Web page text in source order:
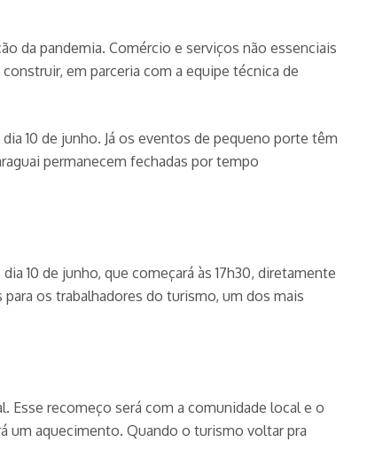
da pandemia. Comércio e serviços não essenciais
em parceria com a equipe técnica de
10 de junho. Já os eventos de pequeno porte têm
permanecem fechadas por tempo
10 de junho, que começará às 17h30, diretamente
os trabalhadores do turismo, um dos mais
Esse recomeço será com a comunidade local e o
um aquecimento. Quando o turismo voltar pra